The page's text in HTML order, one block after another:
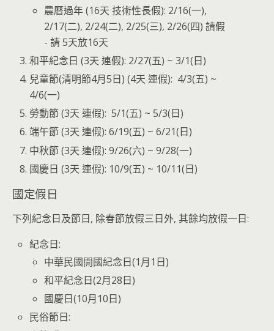
農曆過年 (16天 技術性長假): 2/16(一),
2/17(二), 2/24(二), 2/25(三), 2/26(四) 請假
- 請 5天放16天
和平紀念日 (3天 連假): 2/27(五) ~ 3/1(日)
兒童節(清明節4月5日) (4天 連假): 4/3(五) ~
4/6(一)
勞動節 (3天 連假): 5/1(五) ~ 5/3(日)
端午節 (3天 連假): 6/19(五) ~ 6/21(日)
中秋節 (3天 連假): 9/26(六) ~ 9/28(一)
國慶日 (3天 連假): 10/9(五) ~ 10/11(日)
國定假日
下列紀念日及節日, 除春節放假三日外, 其餘均放假一日:
紀念日:
中華民國開國紀念日(1月1日)
和平紀念日(2月28日)
國慶日(10月10日)
民俗節日: